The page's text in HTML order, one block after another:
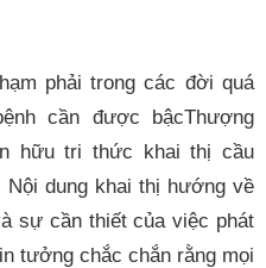
phảitrong các đời quá
cần được bậcThượng
hữu tri thức khai thị cầu
Nội dung khai thị hướng về
sự cần thiết của việc phát
tưởng chắc chắn rằng mọi